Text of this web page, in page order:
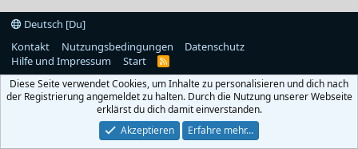
Deutsch [Du]
Kontakt
Nutzungsbedingungen
Datenschutz
Hilfe und Impressum
Start
R
S
Diese Seite verwendet Cookies, um Inhalte zu personalisieren und dich nach
der Registrierung angemeldet zu halten. Durch die Nutzung unserer Webseite
erklärst du dich damit einverstanden.
Akzeptieren
Erfahre mehr…